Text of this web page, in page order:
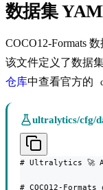
数据集
COCO12-Formats
该文件定义了数据
仓库中查看官方的
ultralytics/cfg/
# Ultralytics 🚀
# COCO12-